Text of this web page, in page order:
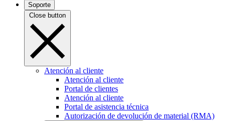
Soporte
Close button
Atención al cliente
Atención al cliente
Portal de clientes
Atención al cliente
Portal de asistencia técnica
Autorización de devolución de material (RMA)